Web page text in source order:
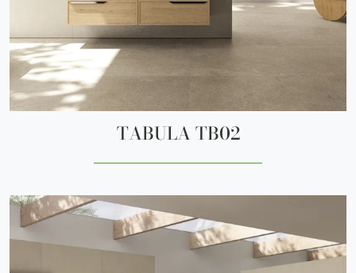
TABULA TB02